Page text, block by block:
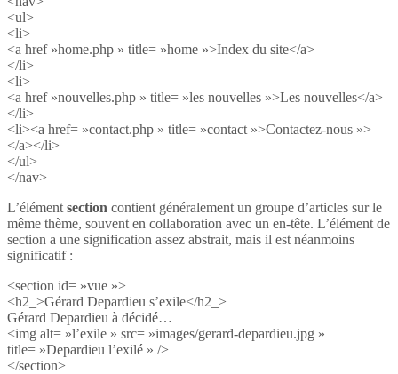
<ul>
<li>
<a href »home.php » title= »home »>Index du site</a>
</li>
<li>
<a href »nouvelles.php » title= »les nouvelles »>Les nouvelles</a>
</li>
<li><a href= »contact.php » title= »contact »>Contactez-nous »>
</a></li>
</ul>
</nav>
L’élément section contient généralement un groupe d’articles sur le
même thème, souvent en collaboration avec un en-tête. L’élément de
section a une signification assez abstrait, mais il est néanmoins
significatif :
<section id= »vue »>
<h2_>Gérard Depardieu s’exile</h2_>
Gérard Depardieu à décidé…
<img alt= »l’exile » src= »images/gerard-depardieu.jpg »
title= »Depardieu l’exilé » />
</section>